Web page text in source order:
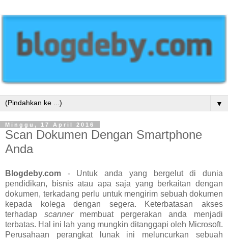
▼
Minggu, 17 April 2016
Scan Dokumen Dengan Smartphone
Anda
Blogdeby.com - Untuk anda yang bergelut di dunia
pendidikan, bisnis atau apa saja yang berkaitan dengan
dokumen, terkadang perlu untuk mengirim sebuah dokumen
kepada kolega dengan segera. Keterbatasan akses
terhadap scanner membuat pergerakan anda menjadi
terbatas. Hal ini lah yang mungkin ditanggapi oleh Microsoft.
Perusahaan perangkat lunak ini meluncurkan sebuah